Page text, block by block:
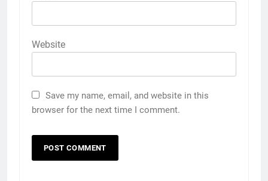
Website
Save my name, email, and website in this
browser for the next time I comment.